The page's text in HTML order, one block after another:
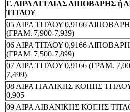
Γ. ΛΙΡΑ ΑΓΓΛΙΑΣ ΛΙΠΟΒΑΡΗΣ ή
ΤΙΤΛΟΥ
05 ΛΙΡΑ ΤΙΤΛΟΥ 0,9166
(ΓΡΑΜ. 7,900-7,939)
06 ΛΙΡΑ ΤΙΤΛΟΥ 0,9166
(ΓΡΑΜ. 7,500-7,899)
07 ΛΙΡΑ ΤΙΤΛΟΥ 0,9166 (ΓΡΑΜ.
7,499)
08 ΛΙΡΑ ΙΤΑΛΙΚΗΣ ΚΟΠΗΣ
0,905
09 ΛΙΡΑ ΛΙΒΑΝΙΚΗΣ ΚΟΠΗΣ